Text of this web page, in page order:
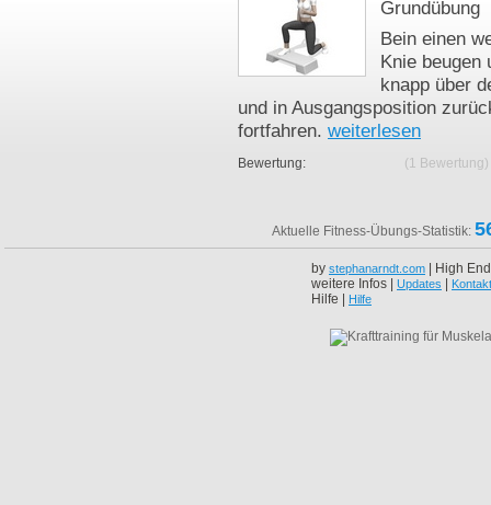
Grundübung
Bein einen
Knie beugen
knapp über
und in Ausgangsposition
fortfahren. weiterlesen
Bewertung: (1 Bewertung)
Aktuelle Fitness-Übungs-Statistik:
by stephanarndt.com | High
weitere Infos | Updates Kontakt
Hilfe | Hilfe